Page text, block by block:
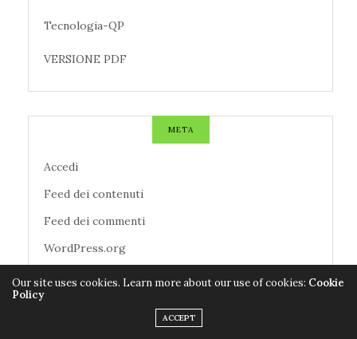
Tecnologia-QP
VERSIONE PDF
META
Accedi
Feed dei contenuti
Feed dei commenti
WordPress.org
TAG CLOUD
Our site uses cookies. Learn more about our use of cookies: Cookie
Policy
ACCEPT